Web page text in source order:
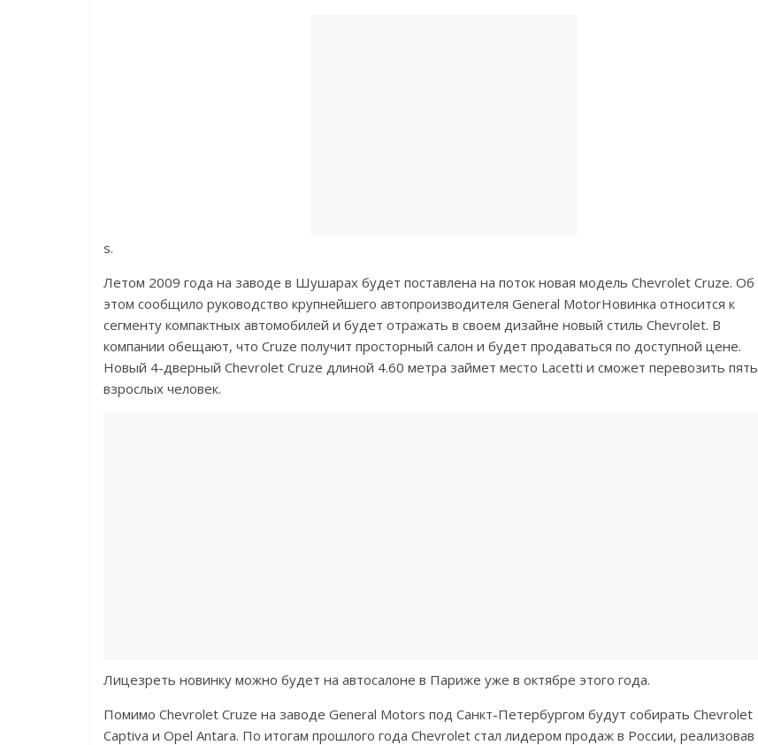
s.
Летом 2009 года на заводе в Шушарах будет поставлена на поток новая модель Chevrolet Cruze. Об
этом сообщило руководство крупнейшего автопроизводителя General MotorНовинка относится к
сегменту компактных автомобилей и будет отражать в своем дизайне новый стиль Chevrolet. В
компании обещают, что Cruze получит просторный салон и будет продаваться по доступной цене.
Новый 4-дверный Chevrolet Cruze длиной 4.60 метра займет место Lacetti и сможет перевозить пять
взрослых человек.
Лицезреть новинку можно будет на автосалоне в Париже уже в октябре этого года.
Помимо Chevrolet Cruze на заводе General Motors под Санкт-Петербургом будут собирать Chevrolet
Captiva и Opel Antara. По итогам прошлого года Chevrolet стал лидером продаж в России, реализовав